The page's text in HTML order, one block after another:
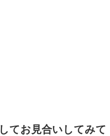
てお見合いしてみて